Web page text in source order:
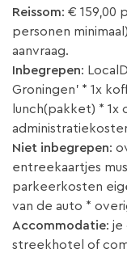
Reissom: € 159,00
personen
aanvraag.
Inbegrepen:
Groningen' * 1x
lunch(pakket) *
Niet inbegrepen:
entreekaartjes
parkeerkosten
van de auto *
Accommodatie: je
streekhotel of